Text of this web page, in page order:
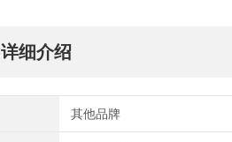
详细介绍
其他品牌